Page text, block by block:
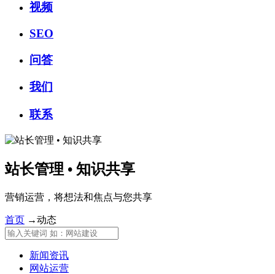
视频
SEO
问答
我们
联系
站长管理 • 知识共享
营销运营，将想法和焦点与您共享
首页 →动态
新闻资讯
网站运营